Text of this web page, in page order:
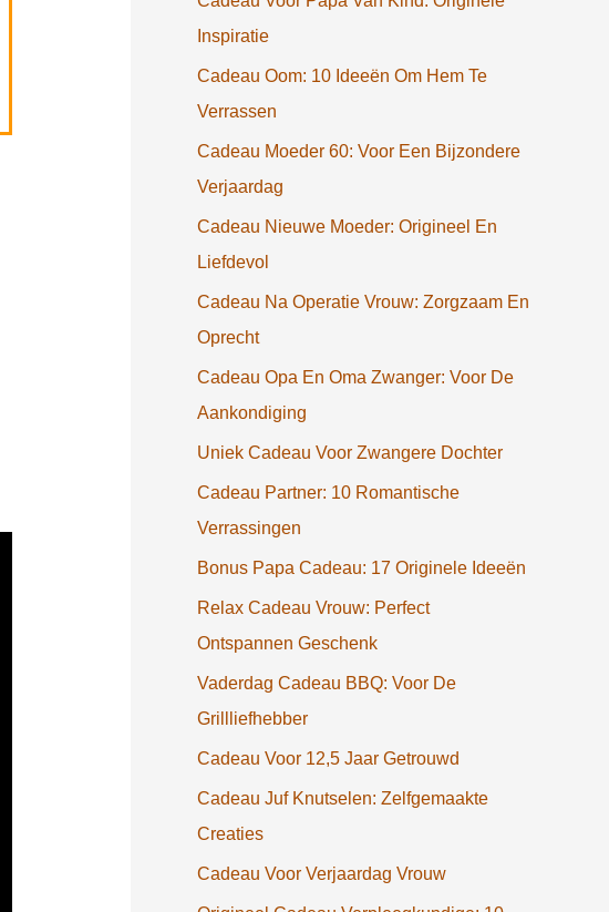
Inspiratie
Cadeau Oom: 10 Ideeën Om Hem Te
Verrassen
Cadeau Moeder 60: Voor Een Bijzondere
Verjaardag
Cadeau Nieuwe Moeder: Origineel En
Liefdevol
Cadeau Na Operatie Vrouw: Zorgzaam En
Oprecht
Cadeau Opa En Oma Zwanger: Voor De
Aankondiging
Uniek Cadeau Voor Zwangere Dochter
Cadeau Partner: 10 Romantische
Verrassingen
Bonus Papa Cadeau: 17 Originele Ideeën
Relax Cadeau Vrouw: Perfect
Ontspannen Geschenk
Vaderdag Cadeau BBQ: Voor De
Grillliefhebber
Cadeau Voor 12,5 Jaar Getrouwd
Cadeau Juf Knutselen: Zelfgemaakte
Creaties
Cadeau Voor Verjaardag Vrouw